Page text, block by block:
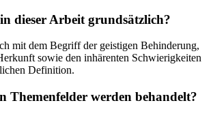
dieser Arbeit grundsätzlich?
mit dem Begriff der geistigen Behinderung,
sowie den inhärenten Schwierigkeiten
Definition.
Themenfelder werden behandelt?